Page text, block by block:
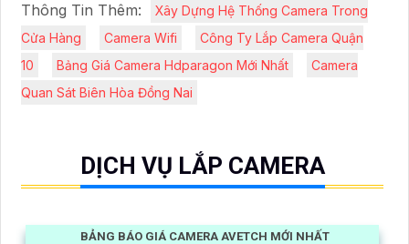
Thông Tin Thêm:
Xây Dựng Hệ Thống Camera Trong
Cửa Hàng
Camera Wifi
Công Ty Lắp Camera Quận
10
Bảng Giá Camera Hdparagon Mới Nhất
Camera
Quan Sát Biên Hòa Đồng Nai
DỊCH VỤ LẮP CAMERA
BẢNG BÁO GIÁ CAMERA AVETCH MỚI NHẤT